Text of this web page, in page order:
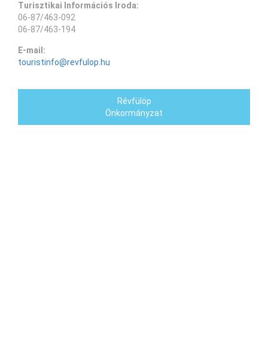
Turisztikai Információs Iroda:
06-87/463-092
06-87/463-194
E-mail:
touristinfo@revfulop.hu
Révfülöp
Önkormányzat